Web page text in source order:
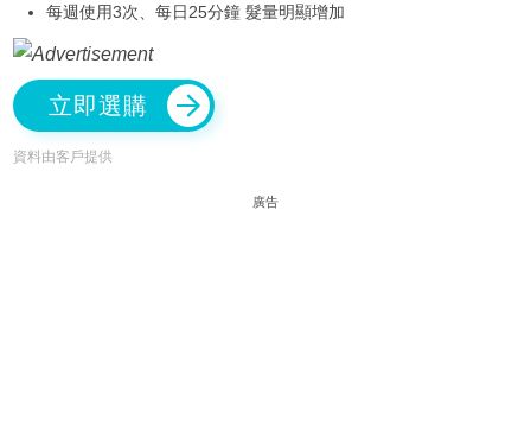
每週使用3次、每日25分鐘 髮量明顯增加
立即選購
資料由客戶提供
廣告